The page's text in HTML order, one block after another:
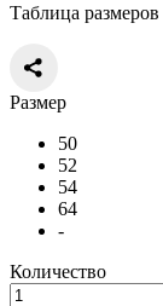
Таблица размеров
Размер
50
52
54
64
-
Количество